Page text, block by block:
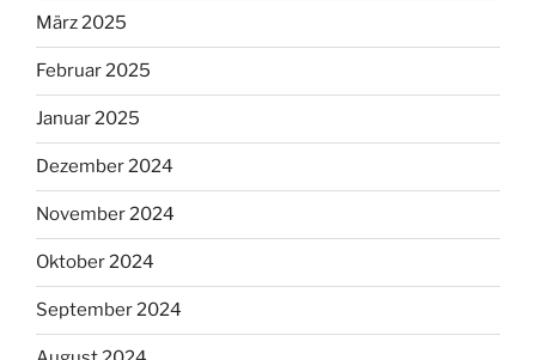
März 2025
Februar 2025
Januar 2025
Dezember 2024
November 2024
Oktober 2024
September 2024